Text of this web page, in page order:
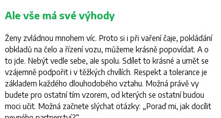
Ale vše má své výhody
Ženy zvládnou mnohem víc. Proto si i při vaření čaje, pokládání
obkladů na čelo a řízení vozu, můžeme krásně popovídat. A o
to jde. Nebýt vedle sebe, ale spolu. Sdílet to krásné a umět se
vzájemně podpořit i v těžkých chvílích. Respekt a tolerance je
základem každého dlouhodobého vztahu. Možná právě vy
budete pro ostatní tím vzorem, od kterých se ostatní budou
moci učit. Možná začnete slýchat otázky: „Poraď mi, jak docílit